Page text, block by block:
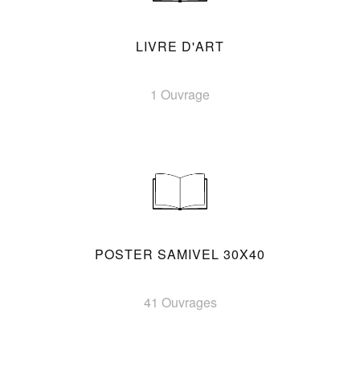
LIVRE D'ART
1 Ouvrage
POSTER SAMIVEL 30X40
41 Ouvrages